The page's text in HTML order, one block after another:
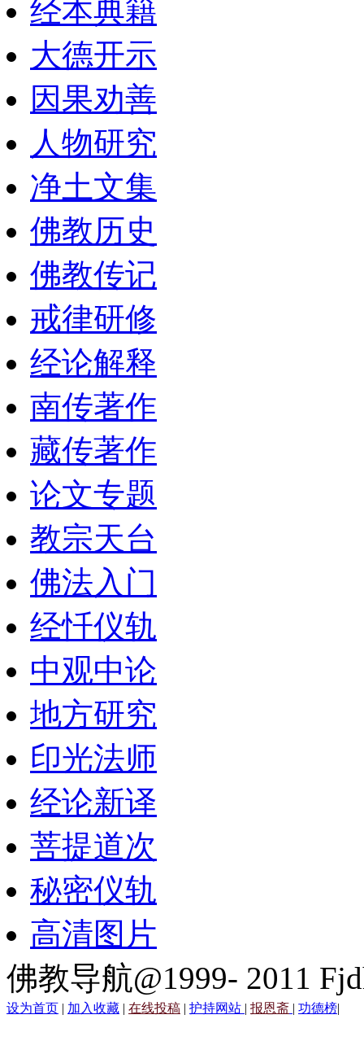
经本典籍
大德开示
因果劝善
人物研究
净土文集
佛教历史
佛教传记
戒律研修
经论解释
南传著作
藏传著作
论文专题
教宗天台
佛法入门
经忏仪轨
中观中论
地方研究
印光法师
经论新译
菩提道次
秘密仪轨
高清图片
佛教导航@1999- 2011
设为首页 | 加入收藏 | 在线投稿 | 护持网站 | 报恩斋 | 功德榜|